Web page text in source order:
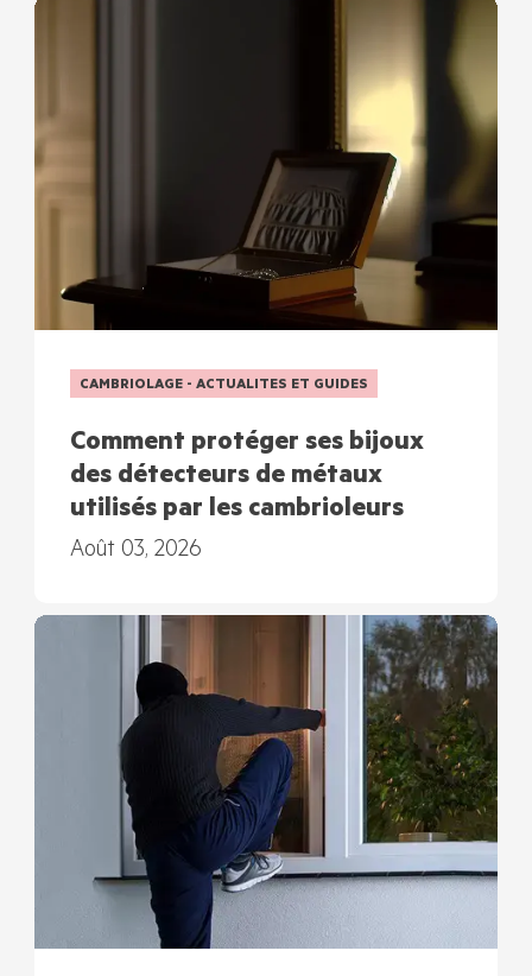
CAMBRIOLAGE - ACTUALITES ET GUIDES
Comment protéger ses bijoux
des détecteurs de métaux
utilisés par les cambrioleurs
Août 03, 2026